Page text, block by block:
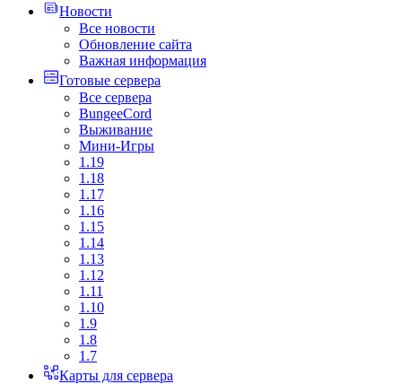
Новости
Все новости
Обновление сайта
Важная информация
Готовые сервера
Все сервера
BungeeCord
Выживание
Мини-Игры
1.19
1.18
1.17
1.16
1.15
1.14
1.13
1.12
1.11
1.10
1.9
1.8
1.7
Карты для сервера